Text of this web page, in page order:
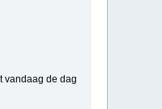
vandaag de dag